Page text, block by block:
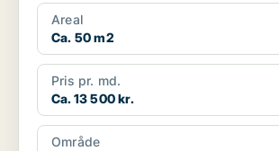
Areal
Ca. 50 m2
Pris pr. md.
Ca. 13 500 kr.
Område